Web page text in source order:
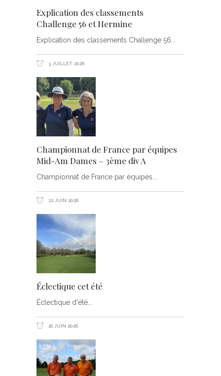
Explication des classements
Challenge 56 et Hermine
Explication des classements Challenge 56
3 JUILLET 2026
Championnat de France par équipes
Mid-Am Dames – 3ème div A
Championnat de France par équipes
22 JUIN 2026
Éclectique cet été
Éclectique d'été
16 JUIN 2026